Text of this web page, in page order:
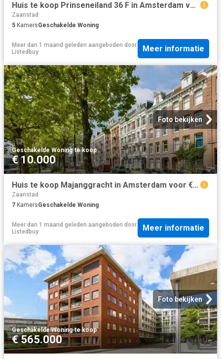
Huis te koop Prinseneiland 36 F in Amsterdam voor € 1.700.000
Zaanstad
5 KamersGeschakelde Woning
Meer dan 1 maand geleden aangeboden door
Listedbuy
Meer informatie
Foto bekijken
Geschakelde Woning·te koop
€ 10.000
Huis te koop Majanggracht in Amsterdam voor € 1.300.000
Zaanstad
7 KamersGeschakelde Woning
Meer dan 1 maand geleden aangeboden door
Listedbuy
Meer informatie
Foto bekijken
Geschakelde Woning·te koop
€ 565.000